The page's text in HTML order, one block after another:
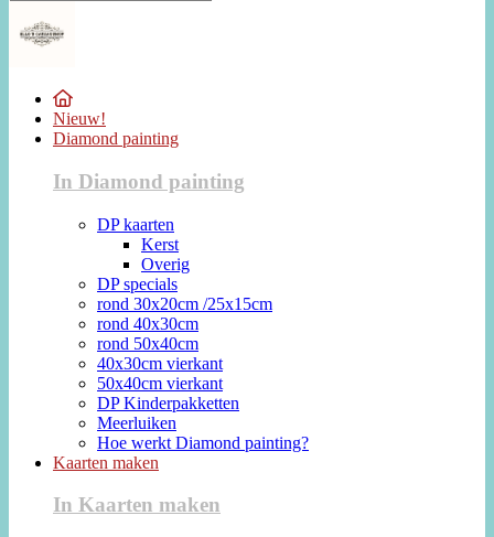
Nieuw!
Diamond painting
In Diamond painting
DP kaarten
Kerst
Overig
DP specials
rond 30x20cm /25x15cm
rond 40x30cm
rond 50x40cm
40x30cm vierkant
50x40cm vierkant
DP Kinderpakketten
Meerluiken
Hoe werkt Diamond painting?
Kaarten maken
In Kaarten maken